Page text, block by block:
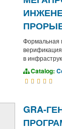
Формальная
в
Catalog:
GRA-